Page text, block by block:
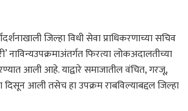
जिल्हा विधी सेवा प्राधिकरणाच्या सचिव
नाविन्यउपक्रमाअंतर्गत फिरत्या लोकअदालतीच्या
आली आहे. याद्वारे समाजातील वंचित, गरजू,
दिसून आली तसेच हा उपक्रम राबविल्याबद्दल जिल्हा